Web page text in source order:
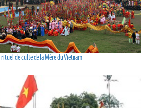
rituel de culte de la Mère du Vietnam